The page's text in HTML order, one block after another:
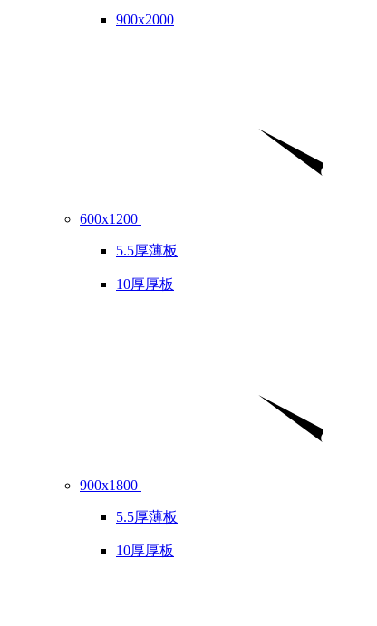
900x2000
600x1200
5.5厚薄板
10厚厚板
900x1800
5.5厚薄板
10厚厚板